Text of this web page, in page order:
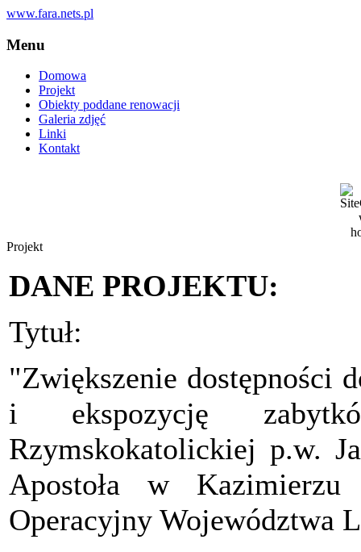
www.fara.nets.pl
Menu
Domowa
Projekt
Obiekty poddane renowacji
Galeria zdjęć
Linki
Kontakt
Projekt
DANE PROJEKTU:
Tytuł:
"Zwiększenie dostępności
i ekspozycję
Rzymskokatolickiej p.w.
Apostoła w
Operacyjny Województwa